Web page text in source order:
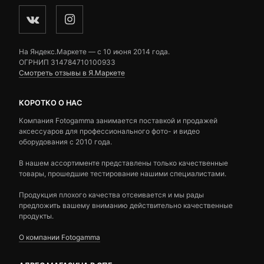
На Яндекс.Маркете — c 10 июня 2014 года.
ОГРНИП 314784710100933
Смотреть отзывы в Я.Маркете
КОРОТКО О НАС
Компания Fotogamma занимается поставкой и продажей
аксессуаров для профессионального фото- и видео
оборудования с 2010 года.
В нашем ассортименте представлены только качественные
товары, прошедшие тестирование нашими специалистами.
Продукция плохого качества отсеивается и мы рады
предложить вашему вниманию действительно качественные
продукты.
О компании Fotogamma